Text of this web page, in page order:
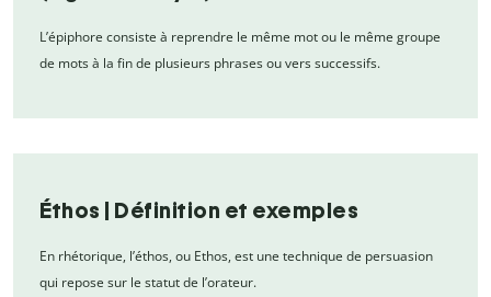
L’épiphore consiste à reprendre le même mot ou le même groupe
de mots à la fin de plusieurs phrases ou vers successifs.
Éthos | Définition et exemples
En rhétorique, l’éthos, ou Ethos, est une technique de persuasion
qui repose sur le statut de l’orateur.